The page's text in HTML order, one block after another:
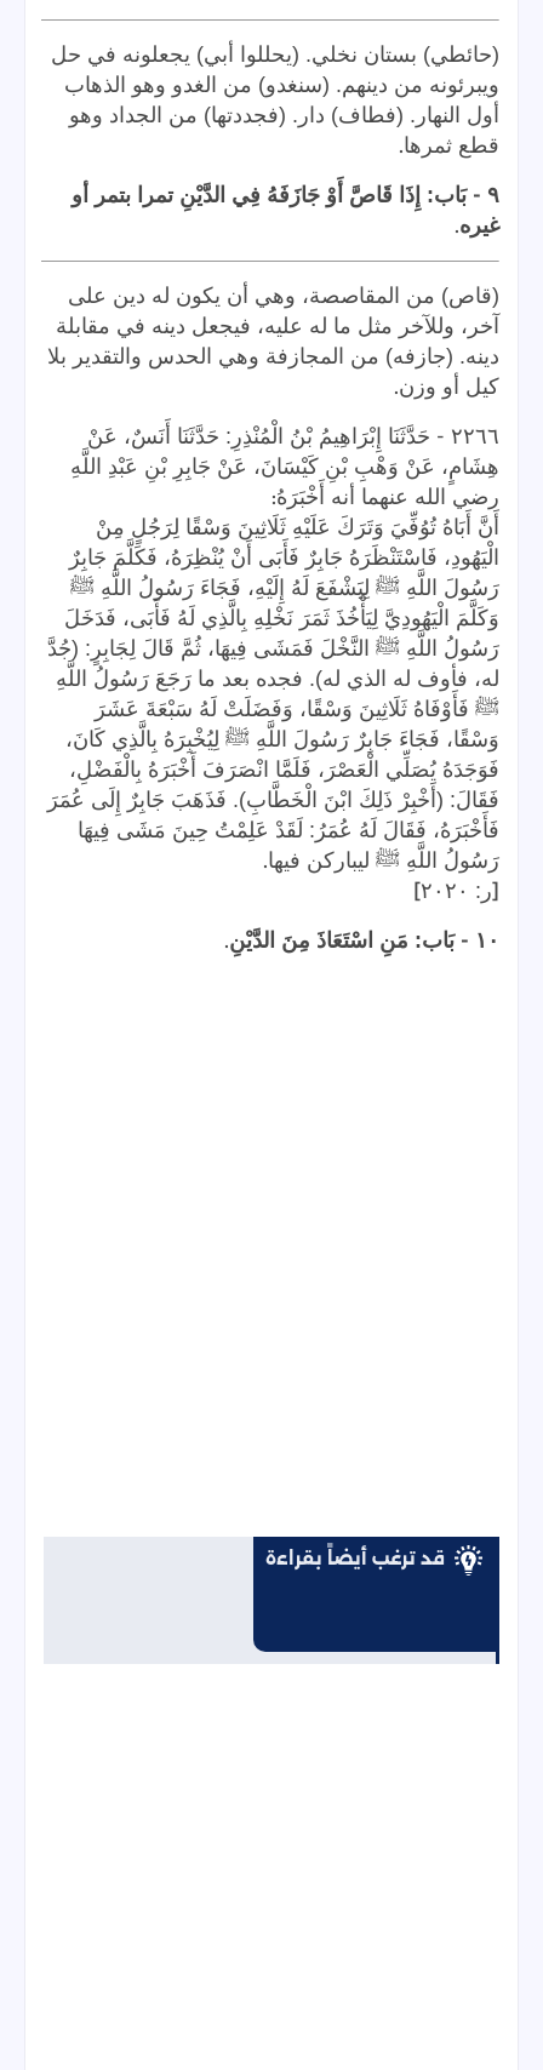
(حائطي) بستان نخلي. (يحللوا أبي) يجعلونه في حل
ويبرئونه من دينهم. (سنغدو) من الغدو وهو الذهاب
أول النهار. (فطاف) دار. (فجددتها) من الجداد وهو
قطع ثمرها.
٩ -بَاب: إِذَا قَاصَّ أَوْ جَازَفَهُ فِي الدَّيْنِ تمرا بتمر أو
غيره.
(قاص) من المقاصصة، وهي أن يكون له دين على
آخر، وللآخر مثل ما له عليه، فيجعل دينه في مقابلة
دينه. (جازفه) من المجازفة وهي الحدس والتقدير بلا
كيل أو وزن.
٢٢٦٦ - حَدَّثَنَا إِبْرَاهِيمُ بْنُ الْمُنْذِرِ: حَدَّثَنَا أَنَسٌ، عَنْ
هِشَامٍ، عَنْ وَهْبِ بْنِ كَيْسَانَ، عَنْ جَابِرِ بْنِ عَبْدِ اللَّهِ
رضي الله عنهما أنه أَخْبَرَهُ:
أَنَّ أَبَاهُ تُوُفِّيَ وَتَرَكَ عَلَيْهِ ثَلَاثِينَ وَسْقًا لِرَجُلٍ مِنْ
الْيَهُودِ، فَاسْتَنْظَرَهُ جَابِرٌ فَأَبَى أَنْ يُنْظِرَهُ، فَكَلَّمَ جَابِرٌ
رَسُولَ اللَّهِ ﷺ لِيَشْفَعَ لَهُ إِلَيْهِ، فَجَاءَ رَسُولُ اللَّهِ ﷺ
وَكَلَّمَ الْيَهُودِيَّ لِيَأْخُذَ ثَمَرَ نَخْلِهِ بِالَّذِي لَهُ فَأَبَى، فَدَخَلَ
رَسُولُ اللَّهِ ﷺ النَّخْلَ فَمَشَى فِيهَا، ثُمَّ قَالَ لِجَابِرٍ: (جُدَّ
له، فأوف له الذي له). فجده بعد ما رَجَعَ رَسُولُ اللَّهِ
ﷺ فَأَوْفَاهُ ثَلَاثِينَ وَسْقًا، وَفَضَلَتْ لَهُ سَبْعَةَ عَشَرَ
وَسْقًا، فَجَاءَ جَابِرٌ رَسُولَ اللَّهِ ﷺ لِيُخْبِرَهُ بِالَّذِي كَانَ،
فَوَجَدَهُ يُصَلِّي الْعَصْرَ، فَلَمَّا انْصَرَفَ أَخْبَرَهُ بِالْفَضْلِ،
فَقَالَ: (أَخْبِرْ ذَلِكَ ابْنَ الْخَطَّابِ). فَذَهَبَ جَابِرٌ إِلَى عُمَرَ
فَأَخْبَرَهُ، فَقَالَ لَهُ عُمَرُ: لَقَدْ عَلِمْتُ حِينَ مَشَى فِيهَا
رَسُولُ اللَّهِ ﷺ ليباركن فيها.
[ر: ٢٠٢٠ ]
١٠ -بَاب: مَنِ اسْتَعَاذَ مِنَ الدَّيْنِ.
قد ترغب أيضاً بقراءة